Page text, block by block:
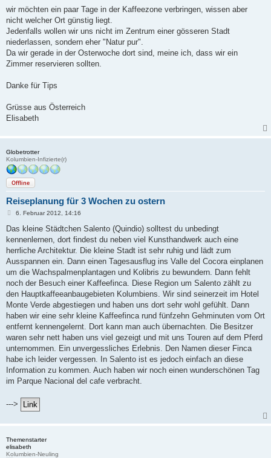
a
wir möchten ein paar Tage in der Kaffeezone verbringen, wissen aber
nicht welcher Ort günstig liegt.
Jedenfalls wollen wir uns nicht im Zentrum einer gösseren Stadt
niederlassen, sondern eher "Natur pur".
Da wir gerade in der Osterwoche dort sind, meine ich, dass wir ein
Zimmer reservieren sollten.
Danke für Tips
Grüsse aus Österreich
Elisabeth
Globetrotter
Kolumbien-Infizierte(r)
Offline
Reiseplanung für 3 Wochen zu ostern
B
i
r
a
6. Februar 2012, 14:16
Das kleine Städtchen Salento (Quindio) solltest du unbedingt
kennenlernen, dort findest du neben viel Kunsthandwerk auch eine
herrliche Architektur. Die kleine Stadt ist sehr ruhig und lädt zum
Ausspannen ein. Dann einen Tagesausflug ins Valle del Cocora einplanen
um die Wachspalmenplantagen und Kolibris zu bewundern. Dann fehlt
noch der Besuch einer Kaffeefinca. Diese Region um Salento zählt zu
den Hauptkaffeeanbaugebieten Kolumbiens. Wir sind seinerzeit im Hotel
Monte Verde abgestiegen und haben uns dort sehr wohl gefühlt. Dann
haben wir eine sehr kleine Kaffeefinca rund fünfzehn Gehminuten vom Ort
entfernt kennengelernt. Dort kann man auch übernachten. Die Besitzer
waren sehr nett haben uns viel gezeigt und mit uns Touren auf dem Pferd
unternommen. Ein unvergessliches Erlebnis. Den Namen dieser Finca
habe ich leider vergessen. In Salento ist es jedoch einfach an diese
Information zu kommen. Auch haben wir noch einen wunderschönen Tag
im Parque Nacional del cafe verbracht.
--->
Themenstarter
elisabeth
Kolumbien-Neuling